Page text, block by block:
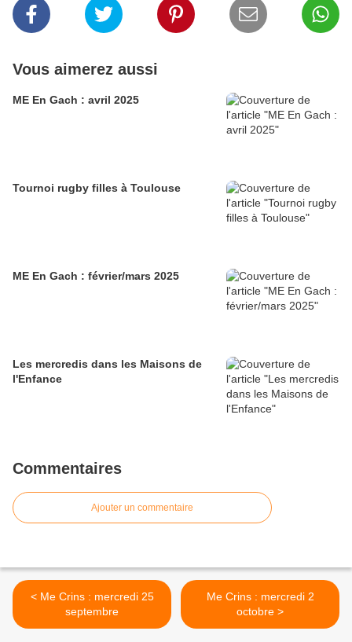
Vous aimerez aussi
ME En Gach : avril 2025
Tournoi rugby filles à Toulouse
ME En Gach : février/mars 2025
Les mercredis dans les Maisons de
l'Enfance
Commentaires
Ajouter un commentaire
< Me Crins : mercredi 25
septembre
Me Crins : mercredi 2
octobre >